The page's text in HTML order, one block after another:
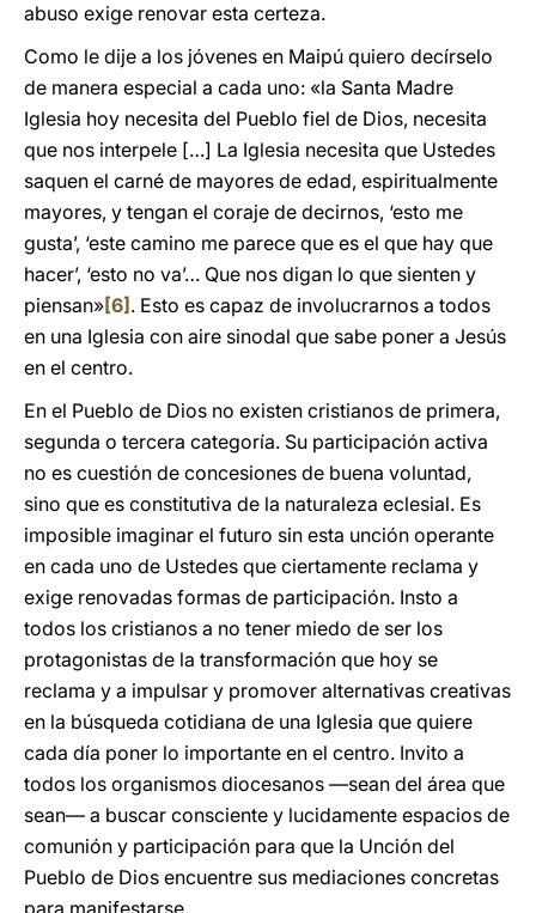
abuso exige renovar esta certeza.
Como le dije a los jóvenes en Maipú quiero decírselo
de manera especial a cada uno: «la Santa Madre
Iglesia hoy necesita del Pueblo fiel de Dios, necesita
que nos interpele […] La Iglesia necesita que Ustedes
saquen el carné de mayores de edad, espiritualmente
mayores, y tengan el coraje de decirnos, ‘esto me
gusta’, ‘este camino me parece que es el que hay que
hacer’, ‘esto no va’… Que nos digan lo que sienten y
piensan»[6] . Esto es capaz de involucrarnos a todos
en una Iglesia con aire sinodal que sabe poner a Jesús
en el centro.
En el Pueblo de Dios no existen cristianos de primera,
segunda o tercera categoría. Su participación activa
no es cuestión de concesiones de buena voluntad,
sino que es constitutiva de la naturaleza eclesial. Es
imposible imaginar el futuro sin esta unción operante
en cada uno de Ustedes que ciertamente reclama y
exige renovadas formas de participación. Insto a
todos los cristianos a no tener miedo de ser los
protagonistas de la transformación que hoy se
reclama y a impulsar y promover alternativas creativas
en la búsqueda cotidiana de una Iglesia que quiere
cada día poner lo importante en el centro. Invito a
todos los organismos diocesanos ―sean del área que
sean― a buscar consciente y lucidamente espacios de
comunión y participación para que la Unción del
Pueblo de Dios encuentre sus mediaciones concretas
para manifestarse.